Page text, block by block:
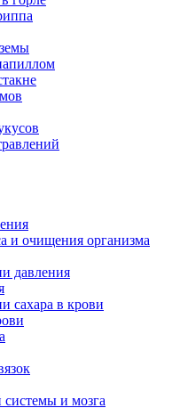
и очищения организма
давления
сахара в крови
и мозга